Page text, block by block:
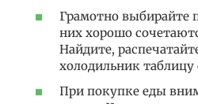
Грамотно выбирайте
них хорошо
Найдите,
холодильник таблицу
При покупке еды